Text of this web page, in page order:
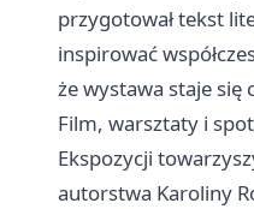
przygotował tekst
inspirować
że wystawa staje się
Film, warsztaty i
Ekspozycji
autorstwa Karoliny